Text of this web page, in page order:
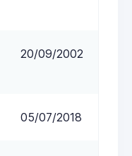
20/09/2002
05/07/2018